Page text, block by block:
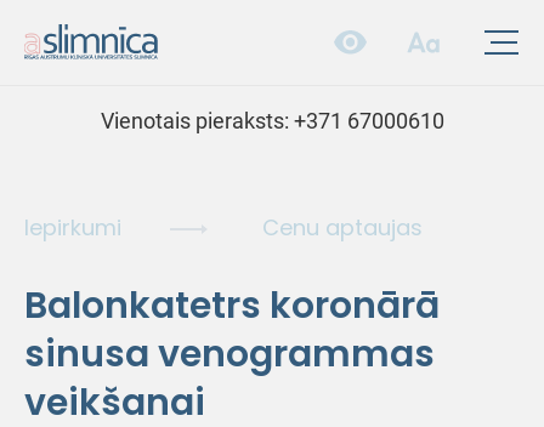
Vienotais pieraksts: +371 67000610
Iepirkumi Cenu aptaujas
Balonkatetrs koronārā
sinusa venogrammas
veikšanai